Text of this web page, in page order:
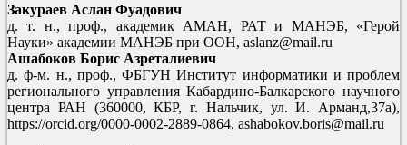
Закураев Аслан Фуадович
д. т. н., проф., академик АМАН, РАТ и МАНЭБ, «Герой
Науки» академии МАНЭБ при ООН, aslanz@mail.ru
Ашабоков Борис Азреталиевич
д. ф-м. н., проф., ФБГУН Институт информатики и проблем
регионального управления Кабардино-Балкарского научного
центра РАН (360000, КБР, г. Нальчик, ул. И. Арманд,37а),
https://orcid.org/0000-0002-2889-0864, ashabokov.boris@mail.ru